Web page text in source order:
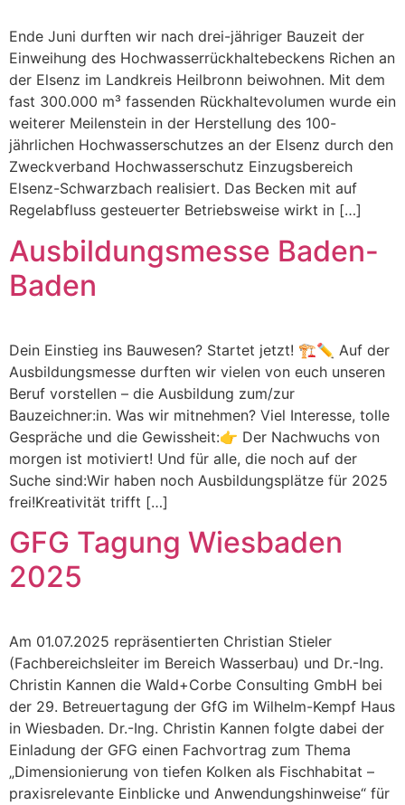
Ende Juni durften wir nach drei-jähriger Bauzeit der
Einweihung des Hochwasserrückhaltebeckens Richen an
der Elsenz im Landkreis Heilbronn beiwohnen. Mit dem
fast 300.000 m³ fassenden Rückhaltevolumen wurde ein
weiterer Meilenstein in der Herstellung des 100-
jährlichen Hochwasserschutzes an der Elsenz durch den
Zweckverband Hochwasserschutz Einzugsbereich
Elsenz-Schwarzbach realisiert. Das Becken mit auf
Regelabfluss gesteuerter Betriebsweise wirkt in […]
Ausbildungsmesse Baden-
Baden
Dein Einstieg ins Bauwesen? Startet jetzt! 🏗️✏️ Auf der
Ausbildungsmesse durften wir vielen von euch unseren
Beruf vorstellen – die Ausbildung zum/zur
Bauzeichner:in. Was wir mitnehmen? Viel Interesse, tolle
Gespräche und die Gewissheit:👉 Der Nachwuchs von
morgen ist motiviert! Und für alle, die noch auf der
Suche sind:Wir haben noch Ausbildungsplätze für 2025
frei!Kreativität trifft […]
GFG Tagung Wiesbaden
2025
Am 01.07.2025 repräsentierten Christian Stieler
(Fachbereichsleiter im Bereich Wasserbau) und Dr.-Ing.
Christin Kannen die Wald+Corbe Consulting GmbH bei
der 29. Betreuertagung der GfG im Wilhelm-Kempf Haus
in Wiesbaden. Dr.-Ing. Christin Kannen folgte dabei der
Einladung der GFG einen Fachvortrag zum Thema
„Dimensionierung von tiefen Kolken als Fischhabitat –
praxisrelevante Einblicke und Anwendungshinweise“ für